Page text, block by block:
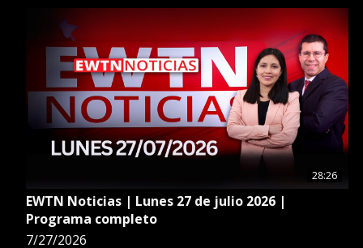
Unidos por imposiciones ideológicas que se niegan a
aceptar. ESTO Y MÁS EN EWTN NOTICIAS
28:26
EWTN Noticias | Lunes 27 de julio 2026 |
Programa completo
7/27/2026